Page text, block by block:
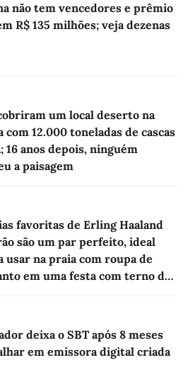
não tem vencedores e prêmio
R$ 135 milhões; veja dezenas
um local deserto na
com 12.000 toneladas de cascas
16 anos depois, ninguém
a paisagem
favoritas de Erling Haaland
são um par perfeito, ideal
usar na praia com roupa de
em uma festa com terno de
deixa o SBT após 8 meses
em emissora digital criada